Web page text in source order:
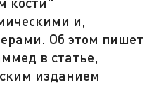
и,
Об этом пишет
в статье,
изданием